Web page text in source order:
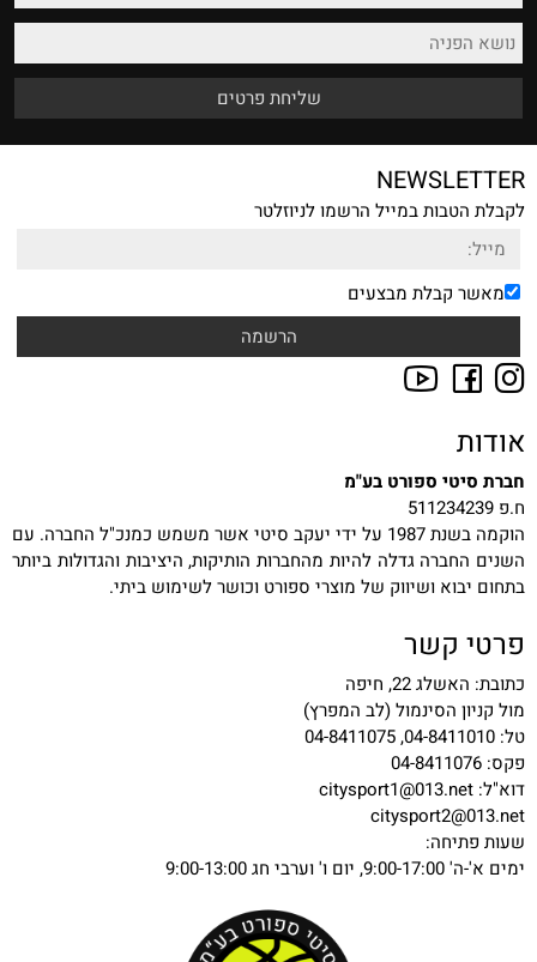
NEWSLETTER
לקבלת הטבות במייל הרשמו לניוזלטר
מאשר קבלת מבצעים
אודות
חברת סיטי ספורט בע"מ
ח.פ 511234239
הוקמה בשנת 1987 על ידי יעקב סיטי אשר משמש כמנכ"ל החברה. עם
השנים החברה גדלה להיות מהחברות הותיקות, היציבות והגדולות ביותר
בתחום יבוא ושיווק של מוצרי ספורט וכושר לשימוש ביתי.
פרטי קשר
כתובת: האשלג 22, חיפה
מול קניון הסינמול (לב המפרץ)
טל: 04-8411010, 04-8411075
פקס: 04-8411076
דוא"ל: citysport1@013.net
citysport2@013.net
שעות פתיחה:
ימים א'-ה' 9:00-17:00, יום ו' וערבי חג 9:00-13:00